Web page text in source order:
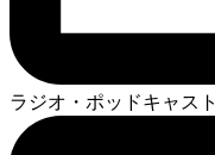
ラジオ・ポッドキャスト